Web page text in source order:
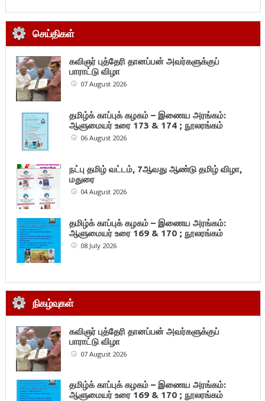
செய்திகள்
கவிஞர் புத்தேரி தானப்பன் அவர்களுக்குப்
பாராட்டு விழா
07 August 2026
தமிழ்க் காப்புக் கழகம் – இணைய அரங்கம்:
ஆளுமையர் உரை 173 & 174 ; நூலரங்கம்
06 August 2026
நட்பு தமிழ் வட்டம், 7ஆவது ஆண்டு தமிழ் விழா,
மதுரை
04 August 2026
தமிழ்க் காப்புக் கழகம் – இணைய அரங்கம்:
ஆளுமையர் உரை 169 & 170 ; நூலரங்கம்
08 July 2026
நிகழ்வுகள்
கவிஞர் புத்தேரி தானப்பன் அவர்களுக்குப்
பாராட்டு விழா
07 August 2026
தமிழ்க் காப்புக் கழகம் – இணைய அரங்கம்:
ஆளுமையர் உரை 169 & 170 ; நூலரங்கம்